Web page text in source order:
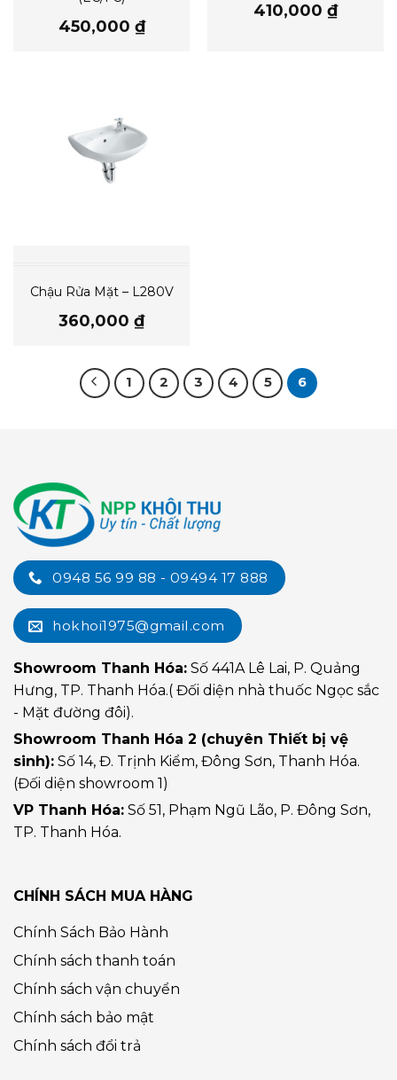
450,000 ₫
410,000 ₫
Chậu Rửa Mặt – L280V
360,000 ₫
1 2 3 4 5 6
0948 56 99 88 - 09494 17 888
hokhoi1975@gmail.com
Showroom Thanh Hóa: Số 441A Lê Lai, P. Quảng
Hưng, TP. Thanh Hóa.( Đối diện nhà thuốc Ngọc sắc
- Mặt đường đôi).
Showroom Thanh Hóa 2 (chuyên Thiết bị vệ
sinh): Số 14, Đ. Trịnh Kiểm, Đông Sơn, Thanh Hóa.
(Đối diện showroom 1)
VP Thanh Hóa: Số 51, Phạm Ngũ Lão, P. Đông Sơn,
TP. Thanh Hóa.
CHÍNH SÁCH MUA HÀNG
Chính Sách Bảo Hành
Chính sách thanh toán
Chính sách vận chuyển
Chính sách bảo mật
Chính sách đổi trả